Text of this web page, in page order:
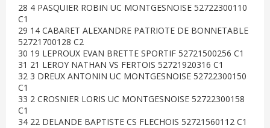
28 4 PASQUIER ROBIN UC MONTGESNOISE 52722300110
C1
29 14 CABARET ALEXANDRE PATRIOTE DE BONNETABLE
52721700128 C2
30 19 LEPROUX EVAN BRETTE SPORTIF 52721500256 C1
31 21 LEROY NATHAN VS FERTOIS 52721920316 C1
32 3 DREUX ANTONIN UC MONTGESNOISE 52722300150
C1
33 2 CROSNIER LORIS UC MONTGESNOISE 52722300158
C1
34 22 DELANDE BAPTISTE CS FLECHOIS 52721560112 C1